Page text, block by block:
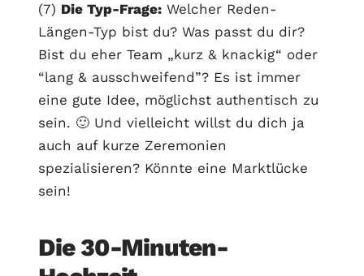
(7) Die Typ-Frage:Welcher Reden-
Längen-Typ bist du? Was passt du dir?
Bist du eher Team „kurz & knackig“ oder
“lang & ausschweifend”? Es ist immer
eine gute Idee, möglichst authentisch zu
sein. 🙂 Und vielleicht willst du dich ja
auch auf kurze Zeremonien
spezialisieren? Könnte eine Marktlücke
sein!
Die 30-Minuten-